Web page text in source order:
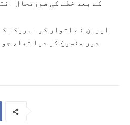
کے بعد خطے کی صورتحال
ایران نے اتوار کو امریکا
دور منسوخ کر دیا تھا،